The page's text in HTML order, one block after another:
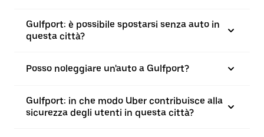
Gulfport: è possibile spostarsi senza auto in
questa città?
Posso noleggiare un'auto a Gulfport?
Gulfport: in che modo Uber contribuisce alla
sicurezza degli utenti in questa città?